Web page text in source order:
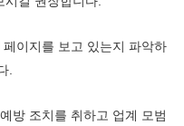
이지를 보고 있는지 파악하
.
방 조치를 취하고 업계 모범